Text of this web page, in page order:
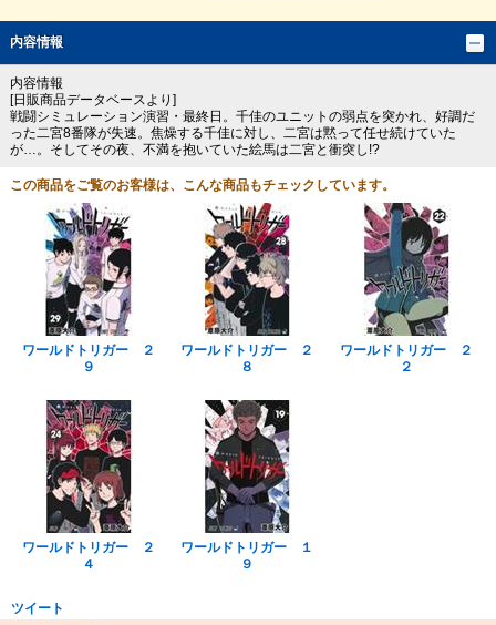
内容情報
内容情報
[日販商品データベースより]
戦闘シミュレーション演習・最終日。千佳のユニットの弱点を突かれ、好調だ
った二宮8番隊が失速。焦燥する千佳に対し、二宮は黙って任せ続けていた
が…。そしてその夜、不満を抱いていた絵馬は二宮と衝突し!?
この商品をご覧のお客様は、こんな商品もチェックしています。
ワールドトリガー ２
９
ワールドトリガー ２
８
ワールドトリガー ２
２
ワールドトリガー ２
４
ワールドトリガー １
９
ツイート